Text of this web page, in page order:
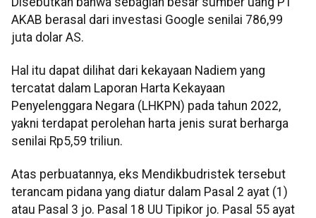
AKAB berasal dari investasi Google senilai 786,99
juta dolar AS.
Hal itu dapat dilihat dari kekayaan Nadiem yang
tercatat dalam Laporan Harta Kekayaan
Penyelenggara Negara (LHKPN) pada tahun 2022,
yakni terdapat perolehan harta jenis surat berharga
senilai Rp5,59 triliun.
Atas perbuatannya, eks Mendikbudristek tersebut
terancam pidana yang diatur dalam Pasal 2 ayat (1)
atau Pasal 3 jo. Pasal 18 UU Tipikor jo. Pasal 55 ayat